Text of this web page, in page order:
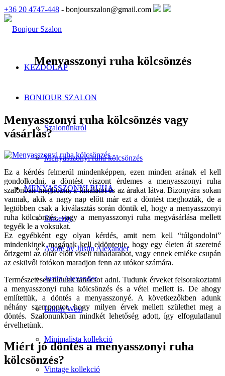
+36 20 4747-448 - bonjourszalon@gmail.com
KEZDŐLAP
BONJOUR SZALON
Szalonunkról
Menyasszonyi ruha kölcsönzés
MENYASSZONYI RUHA
Sincerity
Adore by Justin Alexander
Justin Alexander
Lillian West
Minimalista kollekció
Vintage kollekció
Menyasszonyi ruha kölcsönzés
Menyasszonyi ruha kölcsönzés vagy
vásárlás?
Ez a kérdés felmerül mindenképpen, ezen minden arának el kell
gondolkodni, a döntést viszont érdemes a menyasszonyi ruha
szalonban meghozni, a kínálatot és az árakat látva. Bizonyára sokan
vannak, akik a nagy nap előtt már ezt a döntést meghozták, de a
legtöbben csak a kiválasztás során döntik el, hogy a menyasszonyi
ruha kölcsönzés, vagy a menyasszonyi ruha megvásárlása mellett
tegyék le a voksukat.
Ez egyébként egy olyan kérdés, amit nem kell “túlgondolni”
mindenkinek magának kell eldöntenie, hogy egy életen át szeretné
őrizgetni az oltár előtt viselt ruhadarabot, vagy ennek emléke csupán
az esküvői fotókon maradjon fenn az utókor számára.
Természetesen tudunk tanácsot adni. Tudunk érveket felsorakoztatni
a menyasszonyi ruha kölcsönzés és a vétel mellett is. De ahogy
említettük, a döntés a menyasszonyé. A következőkben adunk
néhány szempontot, hogy milyen érvek mellett születhet meg a
döntés. Szalonunkban mindkét lehetőség adott, így elfogulatlanul
érvelhetünk.
Miért jó döntés a menyasszonyi ruha
kölcsönzés?